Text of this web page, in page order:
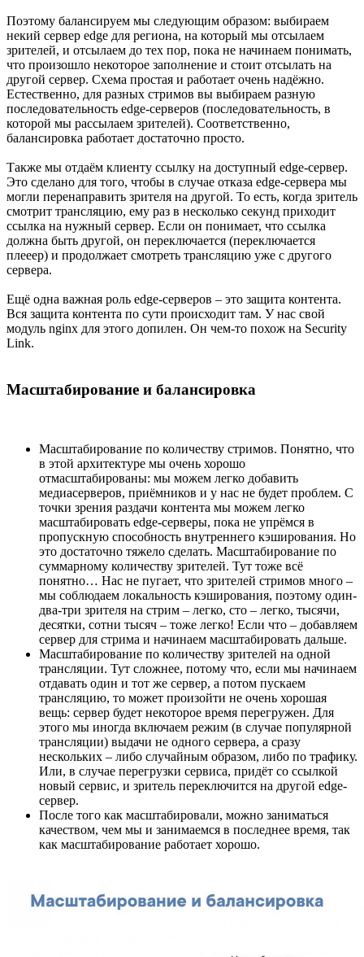
Поэтому балансируем мы следующим образом: выбираем
некий сервер edge для региона, на который мы отсылаем
зрителей, и отсылаем до тех пор, пока не начинаем понимать,
что произошло некоторое заполнение и стоит отсылать на
другой сервер. Схема простая и работает очень надёжно.
Естественно, для разных стримов вы выбираем разную
последовательность edge-серверов (последовательность, в
которой мы рассылаем зрителей). Соответственно,
балансировка работает достаточно просто.
Также мы отдаём клиенту ссылку на доступный edge-сервер.
Это сделано для того, чтобы в случае отказа edge-сервера мы
могли перенаправить зрителя на другой. То есть, когда зритель
смотрит трансляцию, ему раз в несколько секунд приходит
ссылка на нужный сервер. Если он понимает, что ссылка
должна быть другой, он переключается (переключается
плееер) и продолжает смотреть трансляцию уже с другого
сервера.
Ещё одна важная роль edge-серверов – это защита контента.
Вся защита контента по сути происходит там. У нас свой
модуль nginx для этого допилен. Он чем-то похож на Security
Link.
Масштабирование и балансировка
Масштабирование по количеству стримов. Понятно, что
в этой архитектуре мы очень хорошо
отмасштабированы: мы можем легко добавить
медиасерверов, приёмников и у нас не будет проблем. С
точки зрения раздачи контента мы можем легко
масштабировать edge-серверы, пока не упрёмся в
пропускную способность внутреннего кэширования. Но
это достаточно тяжело сделать. Масштабирование по
суммарному количеству зрителей. Тут тоже всё
понятно… Нас не пугает, что зрителей стримов много –
мы соблюдаем локальность кэширования, поэтому один-
два-три зрителя на стрим – легко, сто – легко, тысячи,
десятки, сотни тысяч – тоже легко! Если что – добавляем
сервер для стрима и начинаем масштабировать дальше.
Масштабирование по количеству зрителей на одной
трансляции. Тут сложнее, потому что, если мы начинаем
отдавать один и тот же сервер, а потом пускаем
трансляцию, то может произойти не очень хорошая
вещь: сервер будет некоторое время перегружен. Для
этого мы иногда включаем режим (в случае популярной
трансляции) выдачи не одного сервера, а сразу
нескольких – либо случайным образом, либо по трафику.
Или, в случае перегрузки сервиса, придёт со ссылкой
новый сервис, и зритель переключится на другой edge-
сервер.
После того как масштабировали, можно заниматься
качеством, чем мы и занимаемся в последнее время, так
как масштабирование работает хорошо.